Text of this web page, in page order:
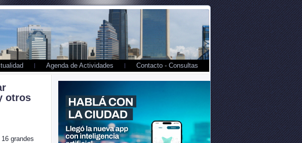
Agenda de Actividades Contacto - Consultas
otros
grandes